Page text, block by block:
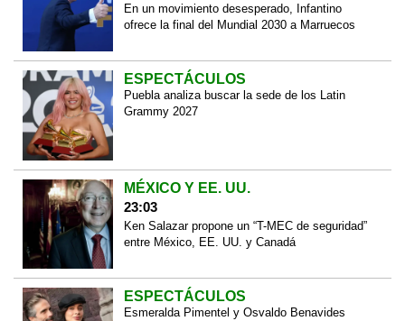
En un movimiento desesperado, Infantino
ofrece la final del Mundial 2030 a Marruecos
ESPECTÁCULOS
Puebla analiza buscar la sede de los Latin
Grammy 2027
MÉXICO Y EE. UU.
23:03
Ken Salazar propone un “T-MEC de seguridad”
entre México, EE. UU. y Canadá
ESPECTÁCULOS
Esmeralda Pimentel y Osvaldo Benavides